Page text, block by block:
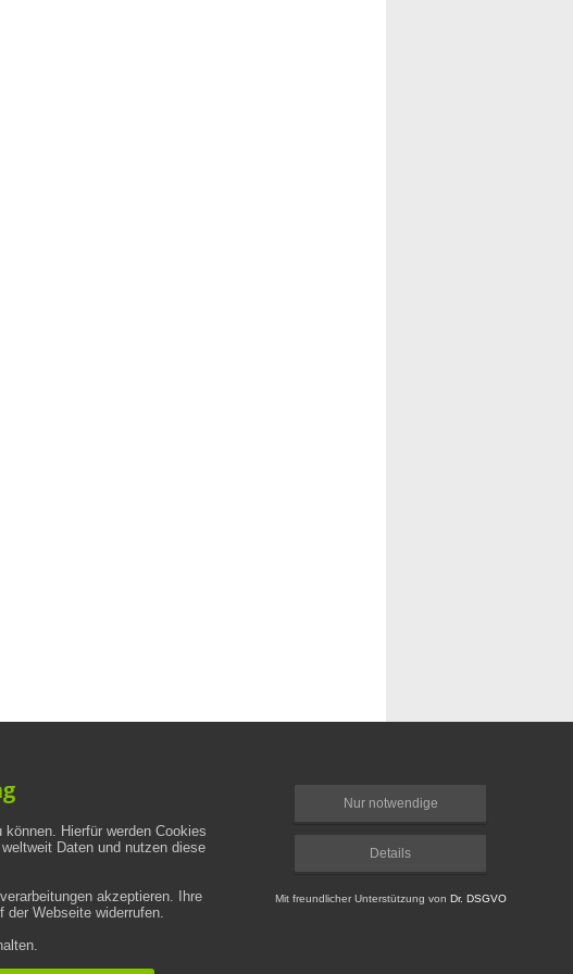
Hierfür werden Cookies
Daten und nutzen diese
akzeptieren. Ihre
der Webseite widerrufen.
Nur notwendige
Details
Mit freundlicher Unterstützung von Dr. DSGVO